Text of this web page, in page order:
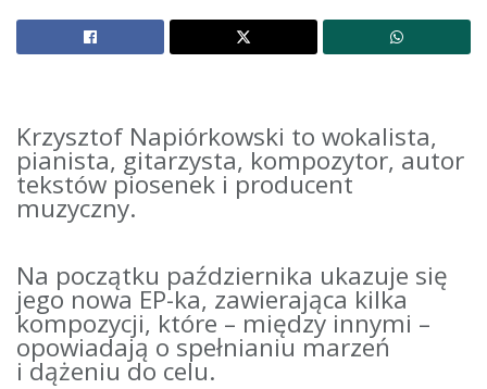
Krzysztof Napiórkowski to wokalista,
pianista, gitarzysta, kompozytor, autor
tekstów piosenek i producent
muzyczny.
Na początku października ukazuje się
jego nowa EP-ka, zawierająca kilka
kompozycji, które – między innymi –
opowiadają o spełnianiu marzeń
i dążeniu do celu.